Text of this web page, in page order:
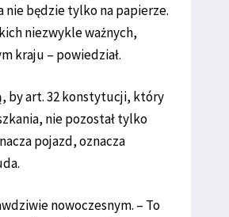
nie będzie tylko na papierze.
niezwykle ważnych,
kraju – powiedział.
by art. 32 konstytucji, który
nie pozostał tylko
pojazd, oznacza
nowoczesnym. – To